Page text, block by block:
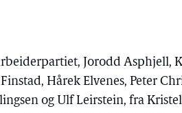
Jorodd Asphjell,
Hårek Elvenes, Peter
og Ulf Leirstein, fra